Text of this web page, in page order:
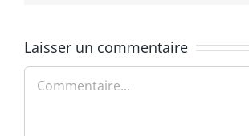
Laisser un commentaire
Commentaire